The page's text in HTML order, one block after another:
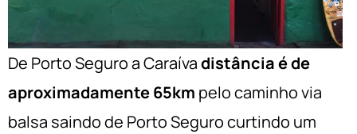
De Porto Seguro a Caraívadistância é de
aproximadamente 65km pelo caminho via
balsa saindo de Porto Seguro curtindo um